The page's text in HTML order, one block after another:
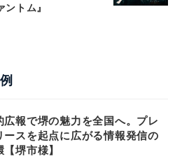
トム』
広報で堺の魅力を全国へ。プレ
ースを起点に広がる情報発信の
堺市様】